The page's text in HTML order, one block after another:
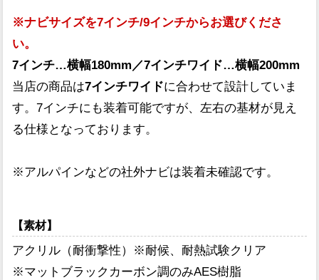
※ナビサイズを7インチ/9インチからお選びくださ
い。
7インチ…横幅180mm／7インチワイド…横幅200mm
当店の商品は7インチワイドに合わせて設計していま
す。7インチにも装着可能ですが、左右の基材が見え
る仕様となっております。
※アルパインなどの社外ナビは装着未確認です。
【素材】
アクリル（耐衝撃性）※耐候、耐熱試験クリア
※マットブラックカーボン調のみAES樹脂